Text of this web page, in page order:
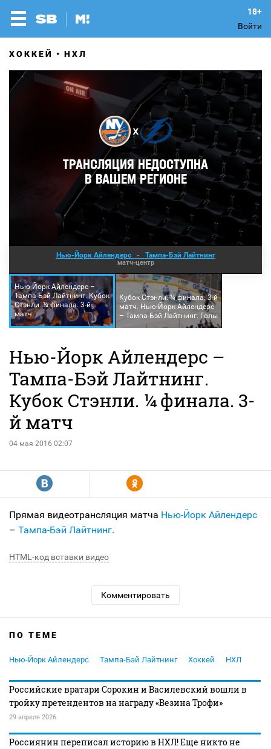
Войти
ХОККЕЙ НХЛ
Нью-Йорк Айлендерс - Тампа-Бэй Лайтнинг
матч-центр
Нью-Йорк Айлендерс –
Тампа-Бэй Лайтнинг. Кубок
Стэнли. ¼ финала. 3-й
матч
Кубок Стэнли. ¼ финала. 3-й
матч. Нью-Йорк Айлендерс
– Тампа-Бэй Лайтнинг. Голы
Нью-Йорк Айлендерс –
Тампа-Бэй Лайтнинг.
Кубок Стэнли. ¼ финала. 3-
й матч
04 мая 2016 02:07
R Y
Прямая видеотрансляция матча Нью-Йорк Айлендерс
– Тампа-Бэй Лайтнинг.
HTML-код вставки видео
Комментировать
ПО ТЕМЕ
Нью-Йорк Айлендерс Тампа-Бэй Лайтнинг Хоккей НХЛ
Российские вратари Сорокин и Василевский вошли в
тройку претендентов на награду «Везина Трофи»
29 апреля 2026
Россиянин переписал историю в НХЛ! Еще никто не